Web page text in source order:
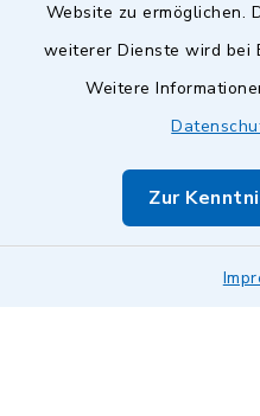
Website zu ermöglichen.
weiterer Dienste wird bei
Weitere
Zur